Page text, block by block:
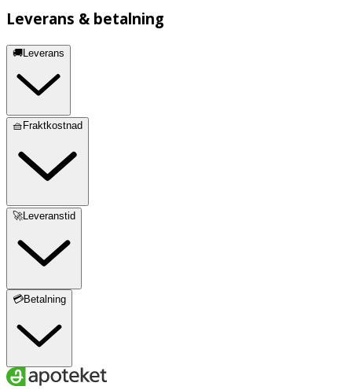
Leverans & betalning
🚚Leverans
🧺Fraktkostnad
🚀Leveranstid
💳Betalning